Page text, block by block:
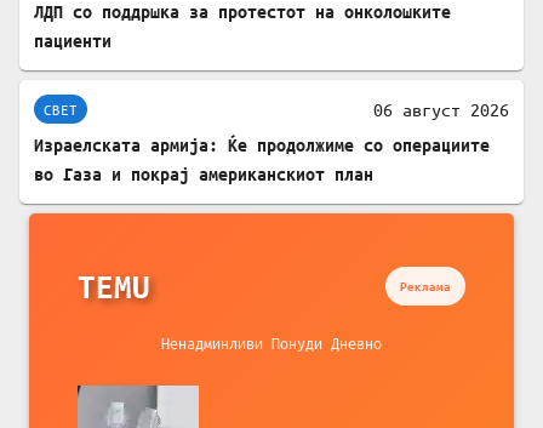
ЛДП со поддршка за протестот на онколошките
пациенти
СВЕТ 06 август 2026
Израелската армија: Ќе продолжиме со операциите
во Газа и покрај американскиот план
TEMU Реклама
Ненадминливи Понуди Дневно